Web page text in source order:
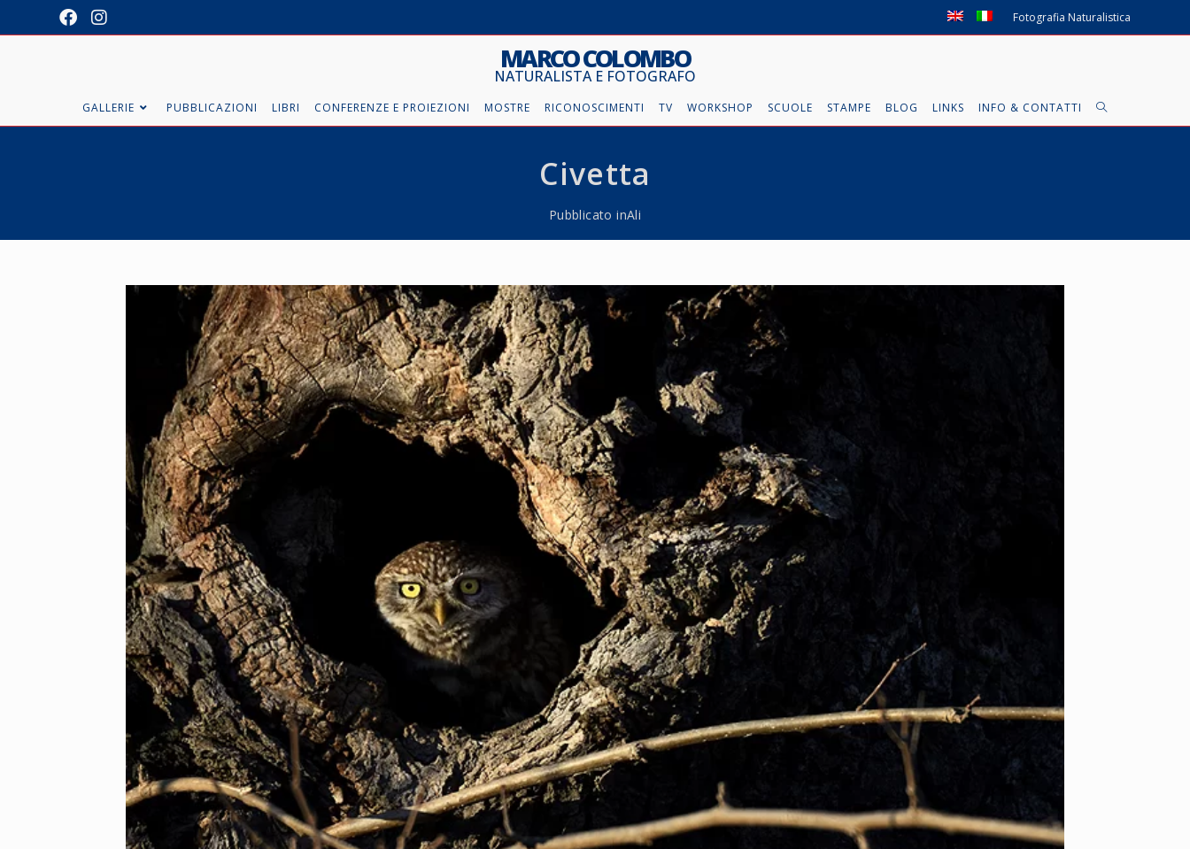
Fotografia Naturalistica
MARCO COLOMBO
NATURALISTA E FOTOGRAFO
GALLERIE PUBBLICAZIONI LIBRI CONFERENZE E PROIEZIONI MOSTRE RICONOSCIMENTI TV WORKSHOP SCUOLE STAMPE BLOG LINKS INFO & CONTATTI
Civetta
Pubblicato inAli